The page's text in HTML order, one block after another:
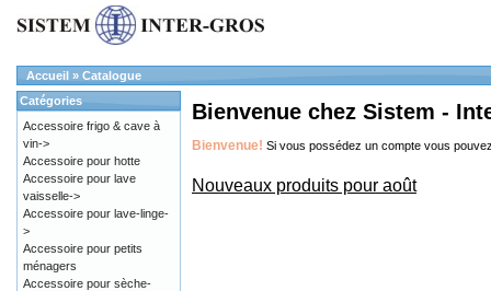
Accueil » Catalogue
Bienvenue chez Sistem -
Bienvenue! Si vous possédez un compte vous
Nouveaux produits pour août
Catégories
Accessoire frigo & cave à
vin->
Accessoire pour hotte
Accessoire pour lave
vaisselle->
Accessoire pour lave-linge-
>
Accessoire pour petits
ménagers
Accessoire pour sèche-